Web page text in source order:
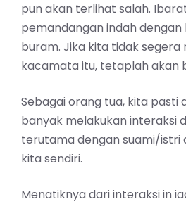
pun akan terlihat salah.
pemandangan indah
buram. Jika kita tidak
kacamata itu, tetaplah akan
Sebagai orang tua, kita pasti
banyak melakukan interaksi
terutama dengan suami/istri
kita sendiri.
Menatiknya dari interaksi in